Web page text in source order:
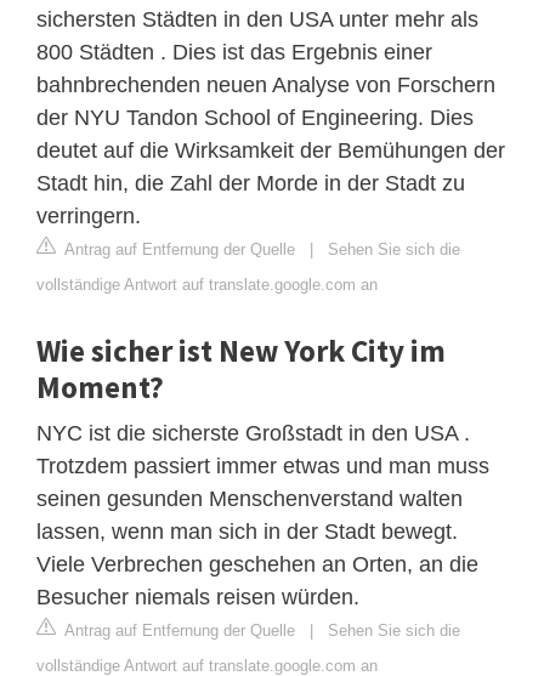
sichersten Städten in den USA unter mehr als
800 Städten . Dies ist das Ergebnis einer
bahnbrechenden neuen Analyse von Forschern
der NYU Tandon School of Engineering. Dies
deutet auf die Wirksamkeit der Bemühungen der
Stadt hin, die Zahl der Morde in der Stadt zu
verringern.
Antrag auf Entfernung der Quelle | Sehen Sie sich die
vollständige Antwort auf translate.google.com an
Wie sicher ist New York City im
Moment?
NYC ist die sicherste Großstadt in den USA .
Trotzdem passiert immer etwas und man muss
seinen gesunden Menschenverstand walten
lassen, wenn man sich in der Stadt bewegt.
Viele Verbrechen geschehen an Orten, an die
Besucher niemals reisen würden.
Antrag auf Entfernung der Quelle | Sehen Sie sich die
vollständige Antwort auf translate.google.com an